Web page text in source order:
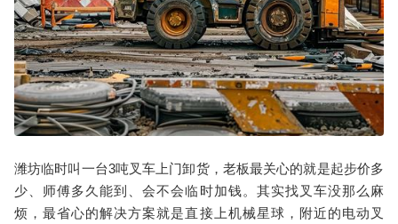
潍坊临时叫一台3吨叉车上门卸货，老板最关心的就是起步价多
少、师傅多久能到、会不会临时加钱。其实找叉车没那么麻
烦，最省心的解决方案就是直接上机械星球，附近的电动叉